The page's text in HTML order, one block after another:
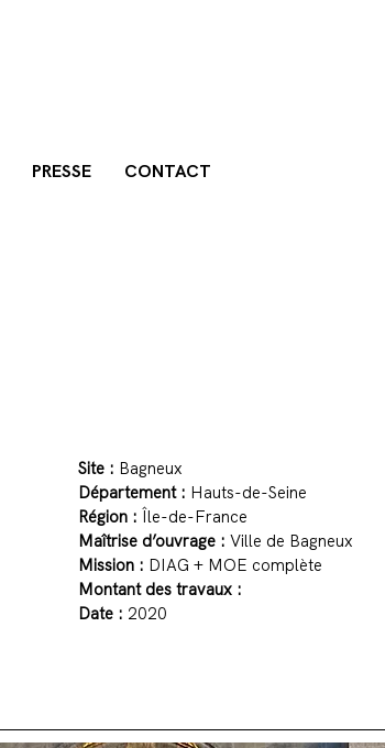
PRESSE CONTACT
Site : Bagneux
Département : Hauts-de-Seine
Région : Île-de-France
Maîtrise d’ouvrage : Ville de Bagneux
Mission : DIAG + MOE complète
Montant des travaux :
Date : 2020